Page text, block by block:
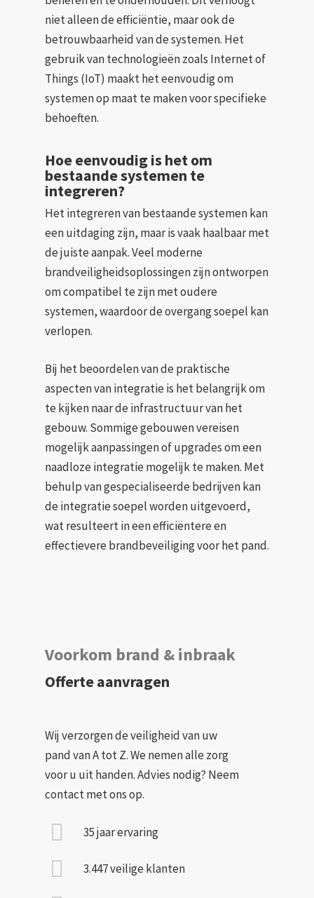
niet alleen de efficiëntie, maar ook de
betrouwbaarheid van de systemen. Het
gebruik van technologieën zoals Internet of
Things (IoT) maakt het eenvoudig om
systemen op maat te maken voor specifieke
behoeften.
Hoe eenvoudig is het om
bestaande systemen te
integreren?
Het integreren van bestaande systemen kan
een uitdaging zijn, maar is vaak haalbaar met
de juiste aanpak. Veel moderne
brandveiligheidsoplossingen zijn ontworpen
om compatibel te zijn met oudere
systemen, waardoor de overgang soepel kan
verlopen.
Bij het beoordelen van de praktische
aspecten van integratie is het belangrijk om
te kijken naar de infrastructuur van het
gebouw. Sommige gebouwen vereisen
mogelijk aanpassingen of upgrades om een
naadloze integratie mogelijk te maken. Met
behulp van gespecialiseerde bedrijven kan
de integratie soepel worden uitgevoerd,
wat resulteert in een efficiëntere en
effectievere brandbeveiliging voor het pand.
Voorkom brand & inbraak
Offerte aanvragen
Wij verzorgen de veiligheid van uw
pand van A tot Z. We nemen alle zorg
voor u uit handen. Advies nodig? Neem
contact met ons op.
35 jaar ervaring
3.447 veilige klanten